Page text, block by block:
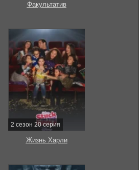
Факультатив
2 сезон 20 серия
Жизнь Харли